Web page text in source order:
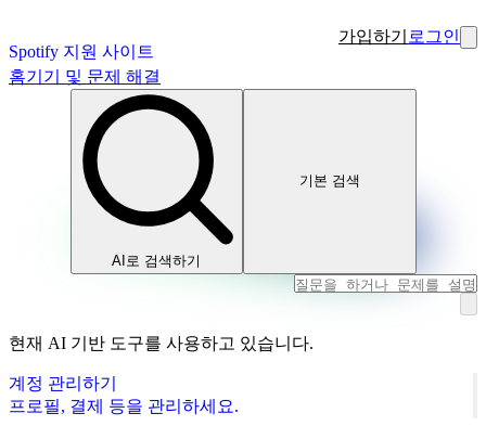
Spotify 지원 사이트
가입하기 로그인
홈기기 및 문제 해결
AI로 검색하기
기본 검색
현재 AI 기반 도구를 사용하고 있습니다.
계정 관리하기
프로필, 결제 등을 관리하세요.